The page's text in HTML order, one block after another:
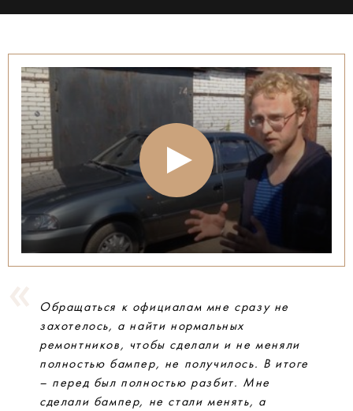
Обращаться к официалам мне сразу не
захотелось, а найти нормальных
ремонтников, чтобы сделали и не меняли
полностью бампер, не получилось. В итоге
– перед был полностью разбит. Мне
сделали бампер, не стали менять, а